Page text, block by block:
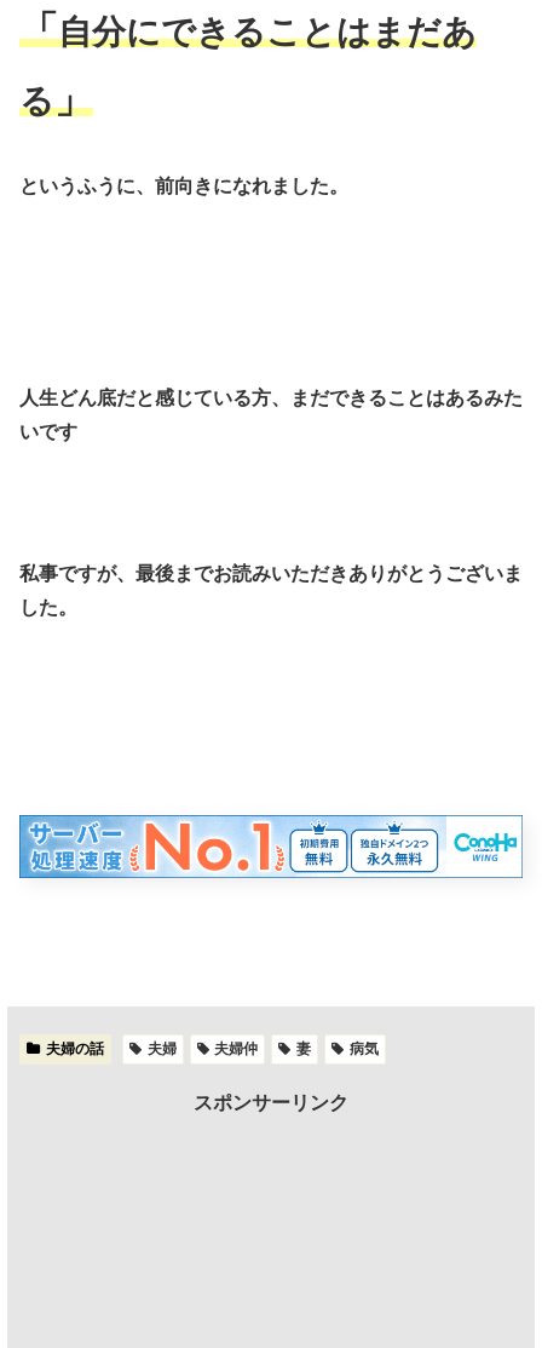
「自分にできることはまだあ
る」
というふうに、前向きになれました。
人生どん底だと感じている方、まだできることはあるみた
いです
私事ですが、最後までお読みいただきありがとうございま
した。
夫婦の話 夫婦 夫婦仲 妻 病気
スポンサーリンク